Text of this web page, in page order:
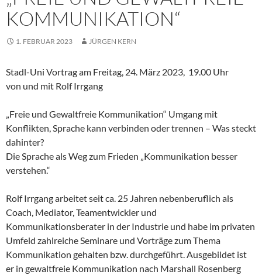
KOMMUNIKATION“
1. FEBRUAR 2023 JÜRGEN KERN
Stadl-Uni Vortrag am Freitag, 24. März 2023, 19.00 Uhr
von und mit Rolf Irrgang
„Freie und Gewaltfreie Kommunikation“ Umgang mit
Konflikten, Sprache kann verbinden oder trennen – Was steckt
dahinter?
Die Sprache als Weg zum Frieden „Kommunikation besser
verstehen.“
Rolf Irrgang arbeitet seit ca. 25 Jahren nebenberuflich als
Coach, Mediator, Teamentwickler und
Kommunikationsberater in der Industrie und habe im privaten
Umfeld zahlreiche Seminare und Vorträge zum Thema
Kommunikation gehalten bzw. durchgeführt. Ausgebildet ist
er in gewaltfreie Kommunikation nach Marshall Rosenberg